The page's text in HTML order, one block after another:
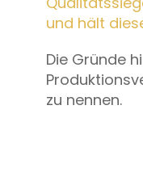
und hält
Die Gründe
zu nennen.